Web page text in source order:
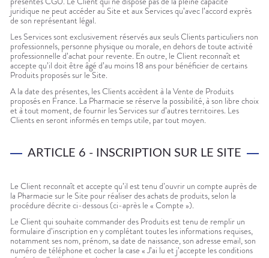
juridique ne peut accéder au Site et aux Services qu’avec l’accord exprès
de son représentant légal.
Les Services sont exclusivement réservés aux seuls Clients particuliers non
professionnels, personne physique ou morale, en dehors de toute activité
professionnelle d’achat pour revente. En outre, le Client reconnaît et
accepte qu’il doit être âgé d’au moins 18 ans pour bénéficier de certains
Produits proposés sur le Site.
A la date des présentes, les Clients accèdent à la Vente de Produits
proposés en France. La Pharmacie se réserve la possibilité, à son libre choix
et à tout moment, de fournir les Services sur d’autres territoires. Les
Clients en seront informés en temps utile, par tout moyen.
ARTICLE 6 - INSCRIPTION SUR LE SITE
Le Client reconnaît et accepte qu’il est tenu d’ouvrir un compte auprès de
la Pharmacie sur le Site pour réaliser des achats de produits, selon la
procédure décrite ci-dessous (ci-après le « Compte »).
Le Client qui souhaite commander des Produits est tenu de remplir un
formulaire d’inscription en y complétant toutes les informations requises,
notamment ses nom, prénom, sa date de naissance, son adresse email, son
numéro de téléphone et cocher la case « J’ai lu et j’accepte les conditions